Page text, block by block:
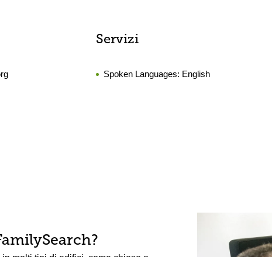
Servizi
Spoken Languages: English